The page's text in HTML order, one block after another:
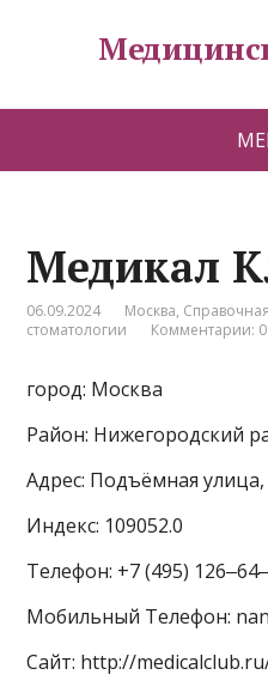
Медикал
06.09.2024 Москва, Справочная
стоматологии
Комментарии: 0
город: Москва
Район: Нижегородский
Адрес: Подъёмная улица,
Индекс: 109052.0
Телефон: +7 (495)
Мобильный Телефон: nan
Сайт: http://